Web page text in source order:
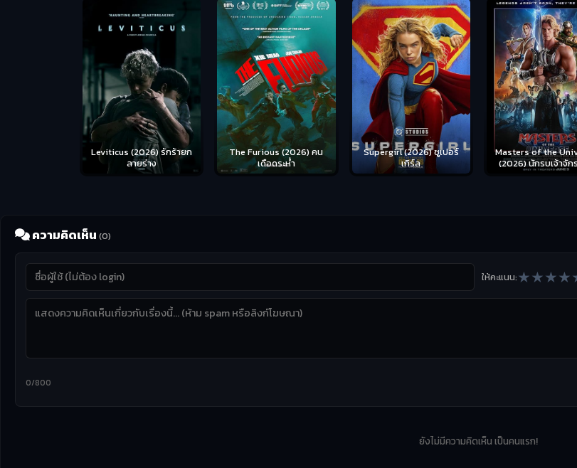
Leviticus (2026) รักร้ายก
ลายร่าง
The Furious (2026) คน
เดือดระห่ำ
Supergirl (2026) ซูเปอร์
เกิร์ล
Masters of the
(2026) นักรบเจ้าจัก
ความคิดเห็น (0)
ให้คะแนน:★★★★
0/800
ยังไม่มีความคิดเห็น เป็นคนแรก!